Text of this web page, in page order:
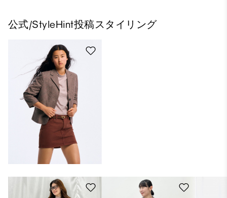
公式/StyleHint投稿スタイリング